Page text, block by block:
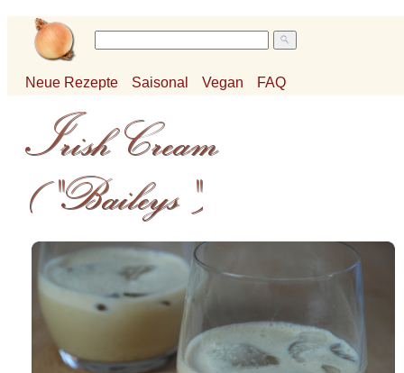
Neue Rezepte Saisonal Vegan FAQ